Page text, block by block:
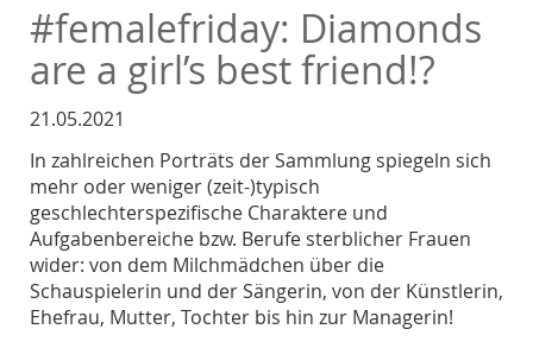
#femalefriday: Diamonds
are a girl’s best friend!?
21.05.2021
In zahlreichen Porträts der Sammlung spiegeln sich
mehr oder weniger (zeit-)typisch
geschlechterspezifische Charaktere und
Aufgabenbereiche bzw. Berufe sterblicher Frauen
wider: von dem Milchmädchen über die
Schauspielerin und der Sängerin, von der Künstlerin,
Ehefrau, Mutter, Tochter bis hin zur Managerin!